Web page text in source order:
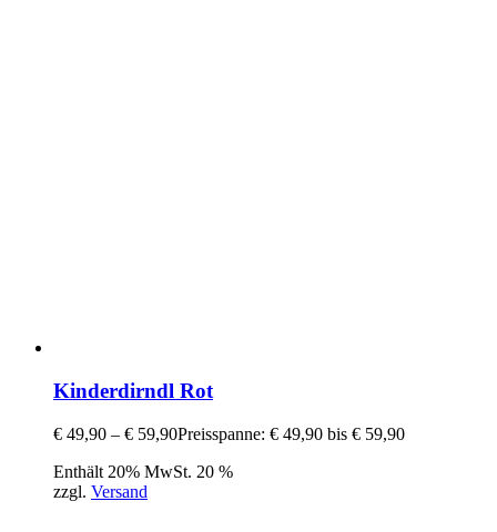
Kinderdirndl Rot
€ 49,90 – € 59,90Preisspanne: € 49,90 bis € 59,90
Enthält 20% MwSt. 20 %
zzgl. Versand